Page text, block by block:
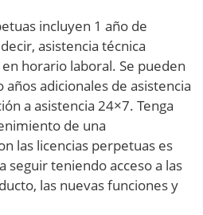
incluyen 1 año de
asistencia técnica
horario laboral. Se pueden
adicionales de asistencia
a asistencia 24×7. Tenga
de una
las licencias perpetuas es
seguir teniendo acceso a las
las nuevas funciones y